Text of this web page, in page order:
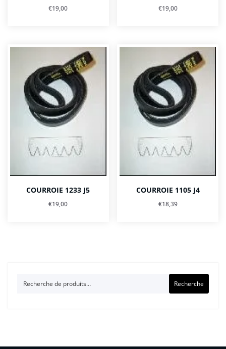
€19,00 €19,00
COURROIE 1233 J5
€19,00
COURROIE 1105 J4
€18,39
Recherche